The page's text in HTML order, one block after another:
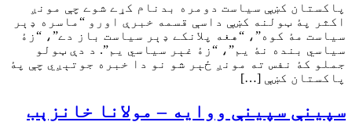
پاکستان کښې سیاست دومره بدنام کړے شوے چې مونږ
اکثر پۀ ټولنه کښې داسې قسمه خبرې اورو “ماسره ډېر
سیاست مۀ کوه”، “هغه پلانکے ډېر سیاست باز دے”، “زۀ
سیاسي بنده نۀ یم”، “زۀ غېر سیاسي یم”. د دې ټولو
جملو کۀ نفس ته مونږ ځېر شو نو دا خبره جوتېږي چې پۀ
پاکستان کښې […]
سپينې سپينې ووايه – مولانا خانزېب